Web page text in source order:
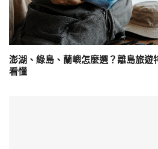
澎湖、綠島、蘭嶼怎麼選？離島旅遊
看懂